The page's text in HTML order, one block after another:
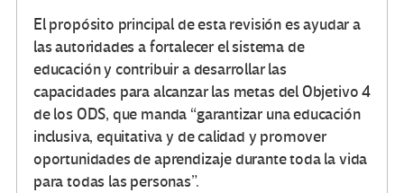
El propósito principal de esta revisión es ayudar a
las autoridades a fortalecer el sistema de
educación y contribuir a desarrollar las
capacidades para alcanzar las metas del Objetivo 4
de los ODS, que manda “garantizar una educación
inclusiva, equitativa y de calidad y promover
oportunidades de aprendizaje durante toda la vida
para todas las personas”.